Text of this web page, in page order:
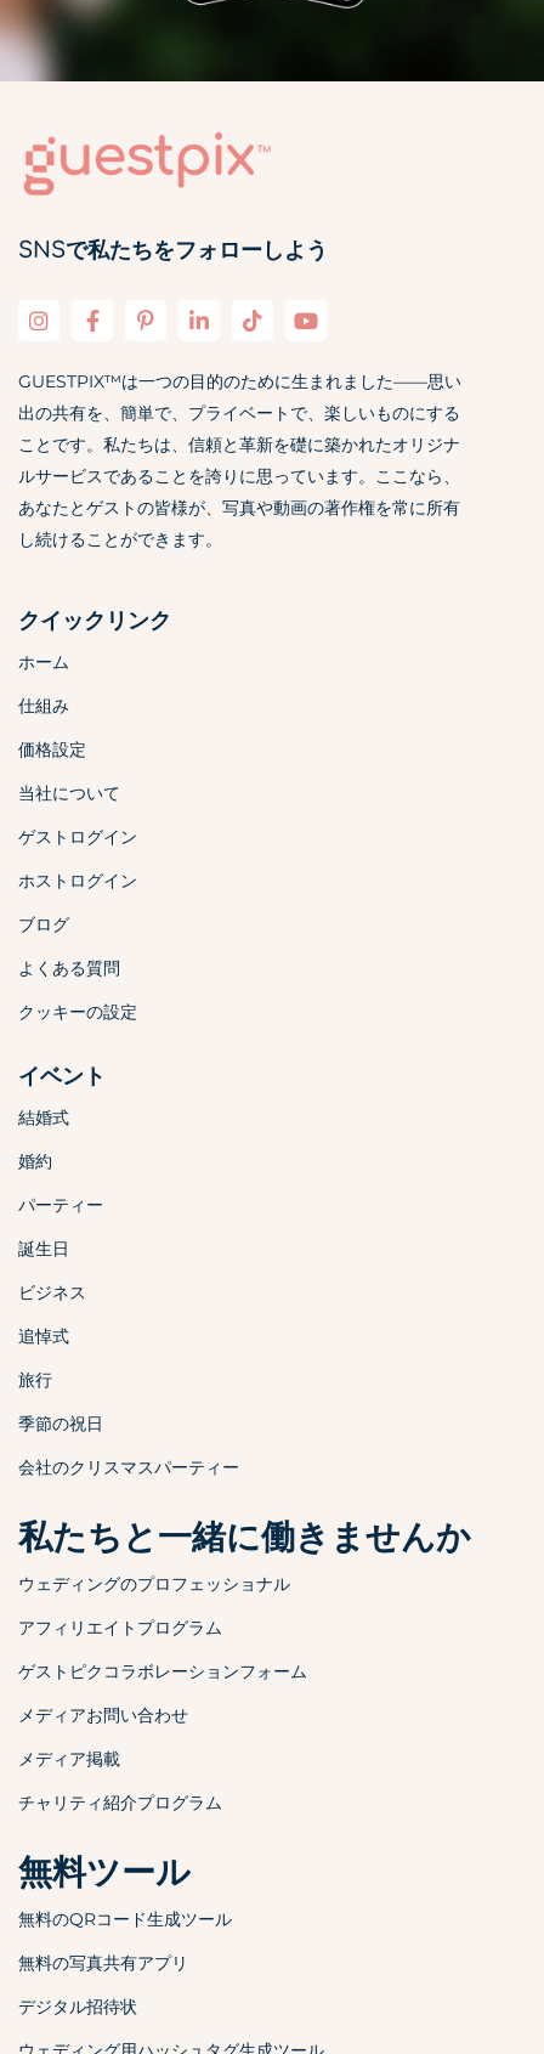
SNSで私たちをフォローしよう
GUESTPIX™は一つの目的のために生まれました——思い
出の共有を、簡単で、プライベートで、楽しいものにする
ことです。私たちは、信頼と革新を礎に築かれたオリジナ
ルサービスであることを誇りに思っています。ここなら、
あなたとゲストの皆様が、写真や動画の著作権を常に所有
し続けることができます。
クイックリンク
ホーム
仕組み
価格設定
当社について
ゲストログイン
ホストログイン
ブログ
よくある質問
クッキーの設定
イベント
結婚式
婚約
パーティー
誕生日
ビジネス
追悼式
旅行
季節の祝日
会社のクリスマスパーティー
私たちと一緒に働きませんか
ウェディングのプロフェッショナル
アフィリエイトプログラム
ゲストピクコラボレーションフォーム
メディアお問い合わせ
メディア掲載
チャリティ紹介プログラム
無料ツール
無料のQRコード生成ツール
無料の写真共有アプリ
デジタル招待状